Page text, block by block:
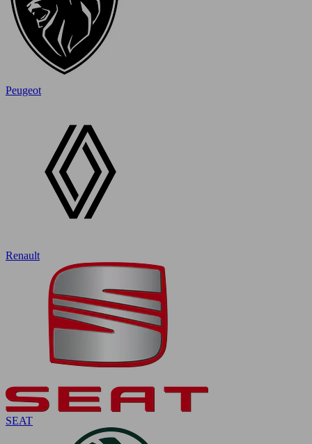
Peugeot
Renault
SEAT